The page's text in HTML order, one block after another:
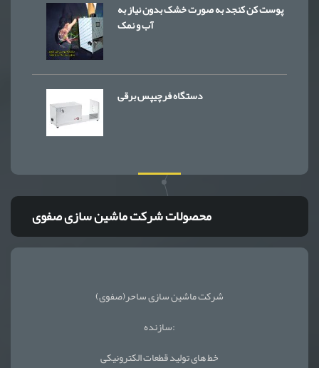
پوست کن کنجد به صورت خشک بدون نیاز به
آب و نمک
دستگاه فرچیپس برقی
محصولات شرکت ماشین سازی صفوی
شرکت ماشین سازی ساحر(صفوی)
سازنده:
خط های تولید قطعات الکترونیکی